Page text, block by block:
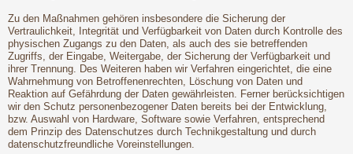
Zu den Maßnahmen gehören insbesondere die Sicherung der
Vertraulichkeit, Integrität und Verfügbarkeit von Daten durch Kontrolle des
physischen Zugangs zu den Daten, als auch des sie betreffenden
Zugriffs, der Eingabe, Weitergabe, der Sicherung der Verfügbarkeit und
ihrer Trennung. Des Weiteren haben wir Verfahren eingerichtet, die eine
Wahrnehmung von Betroffenenrechten, Löschung von Daten und
Reaktion auf Gefährdung der Daten gewährleisten. Ferner berücksichtigen
wir den Schutz personenbezogener Daten bereits bei der Entwicklung,
bzw. Auswahl von Hardware, Software sowie Verfahren, entsprechend
dem Prinzip des Datenschutzes durch Technikgestaltung und durch
datenschutzfreundliche Voreinstellungen.